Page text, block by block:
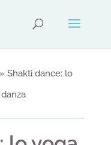
»Shakti dance: lo